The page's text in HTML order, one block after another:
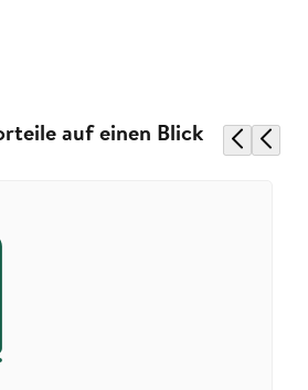
auf einen Blick